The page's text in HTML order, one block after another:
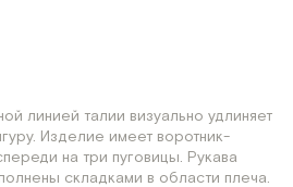
линией талии визуально удлиняет
Изделие имеет воротник-
на три пуговицы. Рукава
складками в области плеча.